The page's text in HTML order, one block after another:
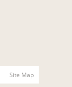
Site Map